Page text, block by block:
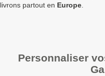
+ de 1008 Mug blanc
TVA intra-communautaire
Les clients en dehors de
livrons partout en Europe.
Personnaliser